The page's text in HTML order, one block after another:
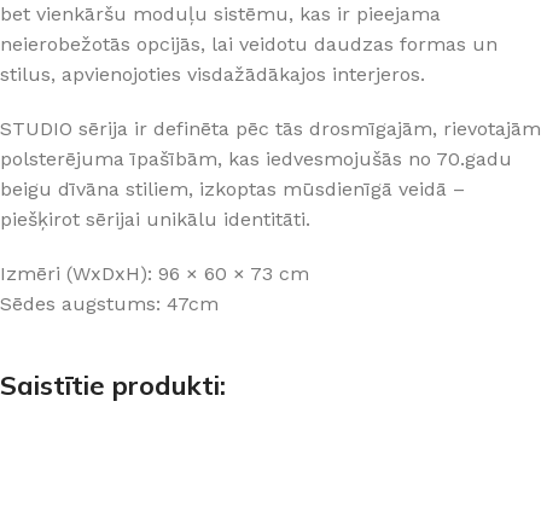
bet vienkāršu moduļu sistēmu, kas ir pieejama
neierobežotās opcijās, lai veidotu daudzas formas un
stilus, apvienojoties visdažādākajos interjeros.
STUDIO sērija ir definēta pēc tās drosmīgajām, rievotajām
polsterējuma īpašībām, kas iedvesmojušās no 70.gadu
beigu dīvāna stiliem, izkoptas mūsdienīgā veidā –
piešķirot sērijai unikālu identitāti.
Izmēri (WxDxH): 96 × 60 × 73 cm
Sēdes augstums: 47cm
Saistītie produkti: